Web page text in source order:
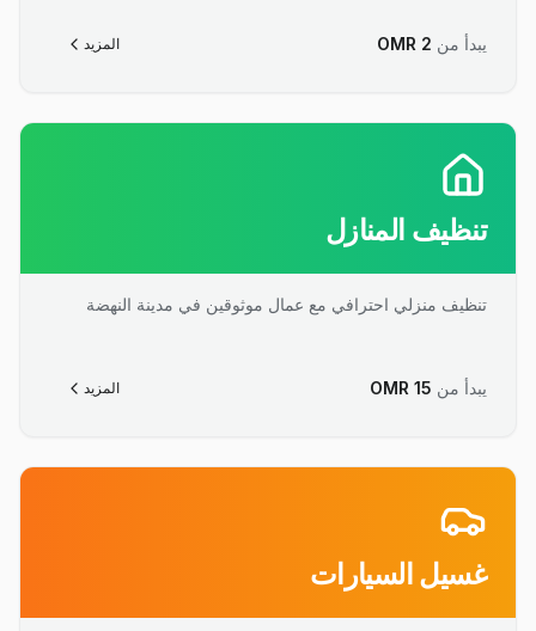
يبدأ من OMR 2 المزيد
تنظيف المنازل
تنظيف منزلي احترافي مع عمال موثوقين في مدينة النهضة
يبدأ من OMR 15 المزيد
غسيل السيارات